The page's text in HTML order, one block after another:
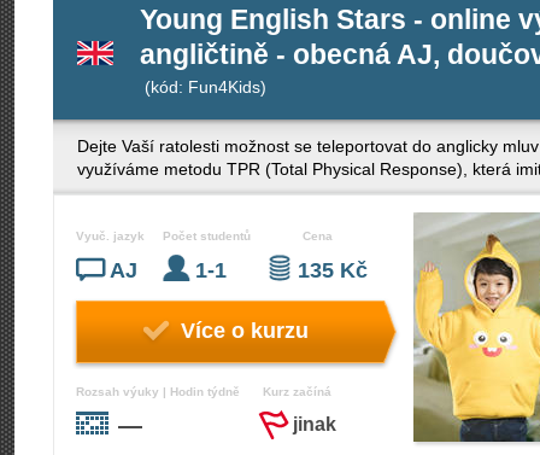
Young English Stars - online
angličtině - obecná AJ,
(kód: Fun4Kids)
Dejte Vaší ratolesti možnost se teleportovat do anglicky
využíváme metodu TPR (Total Physical Response), která
Vyuč. jazyk
AJ
Počet studentů
1-1
Cena
135 Kč
Více o kurzu
Rozsah výuky | Hodin týdně
—
Kurz začíná
jinak